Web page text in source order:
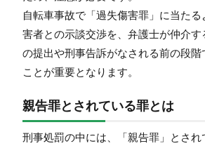
自転車事故で「過失傷害罪」に当た
害者との示談交渉を、弁護士が仲介
の提出や刑事告訴がなされる前の段階
ことが重要となります。
親告罪とされている罪とは
刑事処罰の中には、「親告罪」とされ